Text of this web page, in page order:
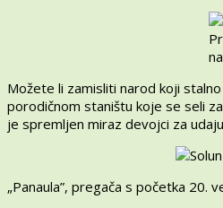
Možete li zamisliti narod koji
porodičnom staništu koje se seli
je spremljen miraz devojci za
„Panaula”, pregača s početka 20.